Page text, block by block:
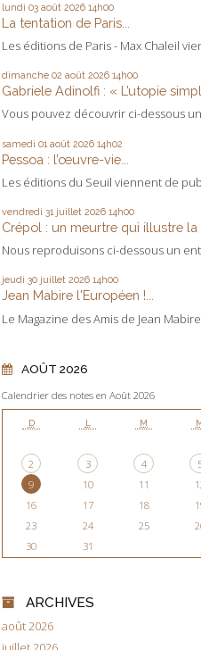
lundi 03 août 2026 14h00
La tentation de Paris...
Les éditions de Paris - Max Chaleil
dimanche 02 août 2026 14h00
Gabriele Adinolfi : « L’utopie
Vous pouvez découvrir ci-dessous
samedi 01 août 2026 14h02
Pessoa : l’œuvre-vie...
Les éditions du Seuil viennent de
vendredi 31 juillet 2026 14h00
Crépol : un meurtre qui illustre la
Nous reproduisons ci-dessous un
jeudi 30 juillet 2026 14h00
Jean Mabire l'Européen !...
Le Magazine des Amis de Jean Mabire
AOÛT 2026
Calendrier des notes en Août 2026
D L M
2
3 4
9
10 11
16
17 18
23
24 25
30
31
ARCHIVES
août 2026